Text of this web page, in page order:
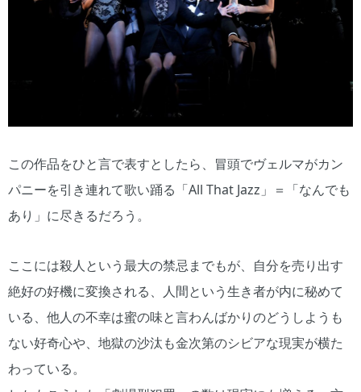
この作品をひと言で表すとしたら、冒頭でヴェルマがカン
パニーを引き連れて歌い踊る「All That Jazz」＝「なんでも
あり」に尽きるだろう。
ここには殺人という最大の禁忌までもが、自分を売り出す
絶好の好機に変換される、人間という生き者が内に秘めて
いる、他人の不幸は蜜の味と言わんばかりのどうしようも
ない好奇心や、地獄の沙汰も金次第のシビアな現実が横た
わっている。